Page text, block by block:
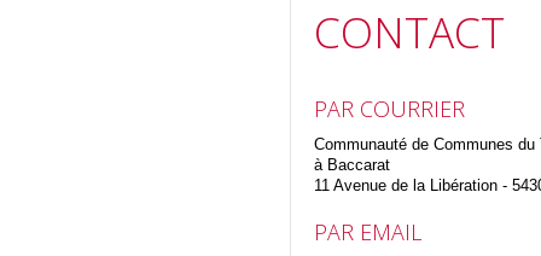
CONTACT
PAR COURRIER
Communauté de Communes du
à Baccarat
11 Avenue de la Libération -
PAR EMAIL